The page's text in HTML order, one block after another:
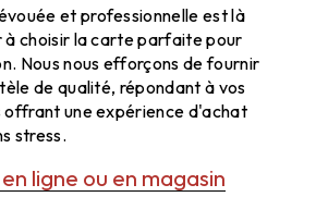
et professionnelle est là
à choisir la carte parfaite pour
Nous nous efforçons de fournir
de qualité, répondant à vos
offrant une expérience d'achat
stress.
ligne ou en magasin